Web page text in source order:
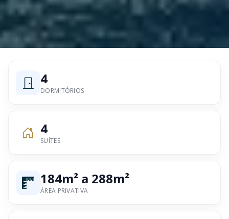
4
DORMITÓRIOS
4
SUÍTES
184m² a 288m²
ÁREA PRIVATIVA